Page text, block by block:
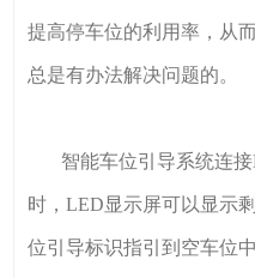
提高停车位的利用率，从
总是有办法解决问题的。
智能车位引导系统连接
时，LED显示屏可以显示
位引导标识指引到空车位